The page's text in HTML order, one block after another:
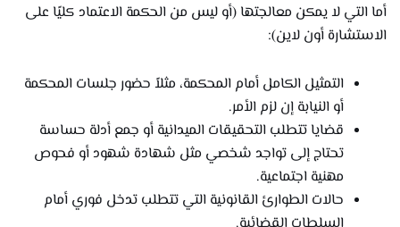
أما التي لا يمكن معالجتها (أو ليس من الحكمة الاعتماد كليًا على
الاستشارة أون لاين):
التمثيل الكامل أمام المحكمة، مثلاً حضور جلسات المحكمة
أو النيابة إن لزم الأمر.
قضايا تتطلب التحقيقات الميدانية أو جمع أدلة حساسة
تحتاج إلى تواجد شخصي مثل شهادة شهود أو فحوص
مهنية اجتماعية.
حالات الطوارئ القانونية التي تتطلب تدخل فوري أمام